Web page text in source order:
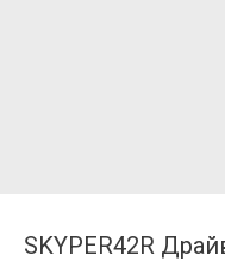
SKYPER42R